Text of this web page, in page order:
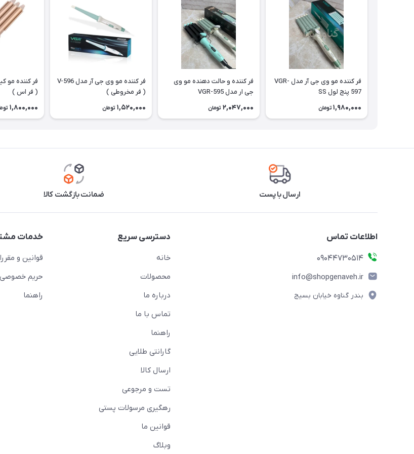
فر کننده مو وی جی آر مدل VGR-
597 پنج لول SS
1,980,000 تومان
فر کننده و حالت دهنده مو وی
جی ار مدل VGR-595
2,047,000 تومان
فر کننده مو وی جی آر مدل V-596
( فر مخروطی )
1,520,000 تومان
( فر اس )
1,800,000
ارسال با پست ضمانت بازگشت کالا
اطلاعات تماس
09044730514
info@shopgenaveh.ir
بندر گناوه خیابان بسیج
دسترسی سریع
خانه
محصولات
درباره ما
تماس با ما
راهنما
گارانتی طلایی
ارسال کالا
تست و مرجوعی
رهگیری مرسولات پستی
قوانین ما
وبلاگ
خدمات
قوانین و
حریم خصوصی
راهنما